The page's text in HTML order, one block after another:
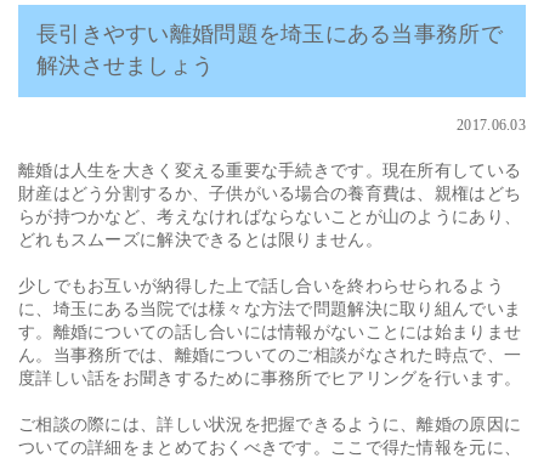
長引きやすい離婚問題を埼玉にある当事務所で
解決させましょう
2017.06.03
離婚は人生を大きく変える重要な手続きです。現在所有している
財産はどう分割するか、子供がいる場合の養育費は、親権はどち
らが持つかなど、考えなければならないことが山のようにあり、
どれもスムーズに解決できるとは限りません。
少しでもお互いが納得した上で話し合いを終わらせられるよう
に、埼玉にある当院では様々な方法で問題解決に取り組んでいま
す。離婚についての話し合いには情報がないことには始まりませ
ん。当事務所では、離婚についてのご相談がなされた時点で、一
度詳しい話をお聞きするために事務所でヒアリングを行います。
ご相談の際には、詳しい状況を把握できるように、離婚の原因に
ついての詳細をまとめておくべきです。ここで得た情報を元に、